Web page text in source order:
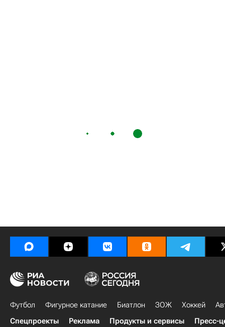
Футбол Фигурное катание Биатлон ЗОЖ Хоккей
Спецпроекты
Реклама Продукты и сервисы Пресс-